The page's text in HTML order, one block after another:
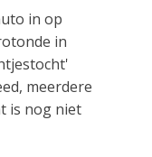
in op
in
meerdere
is nog niet